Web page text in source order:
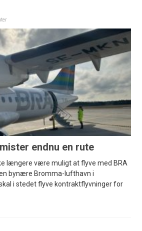
endnu en rute
længere være muligt at flyve med BRA
bynære Bromma-lufthavn i
i stedet flyve kontraktflyvninger for